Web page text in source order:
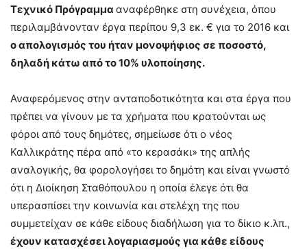
Τεχνικό Πρόγραμμα αναφέρθηκε στη συνέχεια, όπου
περιλαμβάνονταν έργα περίπου 9,3 εκ. € για το 2016 και
ο απολογισμός του ήταν μονοψήφιος σε ποσοστό,
δηλαδή κάτω από το 10% υλοποίησης.
Αναφερόμενος στην ανταποδοτικότητα και στα έργα που
πρέπει να γίνουν με τα χρήματα που κρατούνται ως
φόροι από τους δημότες, σημείωσε ότι ο νέος
Καλλικράτης πέρα από «το κερασάκι» της απλής
αναλογικής, θα φορολογήσει το δημότη και είναι γνωστό
ότι η Διοίκηση Σταθόπουλου η οποία έλεγε ότι θα
υπερασπίσει την κοινωνία και στελέχη της που
συμμετείχαν σε κάθε είδους διαδήλωση για το δίκιο κ.λπ.,
έχουν κατασχέσει λογαριασμούς για κάθε είδους